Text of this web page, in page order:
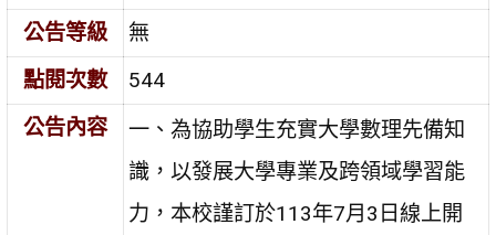
公告等級
無
點閱次數
544
公告內容
一、為協助學生充實大學數理先備知
識，以發展大學專業及跨領域學習能
力，本校謹訂於113年7月3日線上開